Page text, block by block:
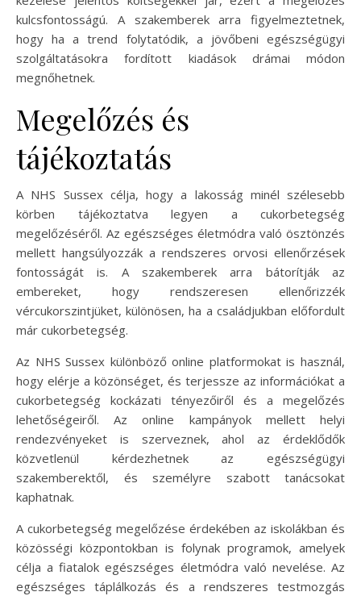
kulcsfontosságú. A szakemberek arra figyelmeztetnek,
hogy ha a trend folytatódik, a jövőbeni egészségügyi
szolgáltatásokra fordított kiadások drámai módon
megnőhetnek.
Megelőzés és
tájékoztatás
A NHS Sussex célja, hogy a lakosság minél szélesebb
körben tájékoztatva legyen a cukorbetegség
megelőzéséről. Az egészséges életmódra való ösztönzés
mellett hangsúlyozzák a rendszeres orvosi ellenőrzések
fontosságát is. A szakemberek arra bátorítják az
embereket, hogy rendszeresen ellenőrizzék
vércukorszintjüket, különösen, ha a családjukban előfordult
már cukorbetegség.
Az NHS Sussex különböző online platformokat is használ,
hogy elérje a közönséget, és terjessze az információkat a
cukorbetegség kockázati tényezőiről és a megelőzés
lehetőségeiről. Az online kampányok mellett helyi
rendezvényeket is szerveznek, ahol az érdeklődők
közvetlenül kérdezhetnek az egészségügyi
szakemberektől, és személyre szabott tanácsokat
kaphatnak.
A cukorbetegség megelőzése érdekében az iskolákban és
közösségi központokban is folynak programok, amelyek
célja a fiatalok egészséges életmódra való nevelése. Az
egészséges táplálkozás és a rendszeres testmozgás